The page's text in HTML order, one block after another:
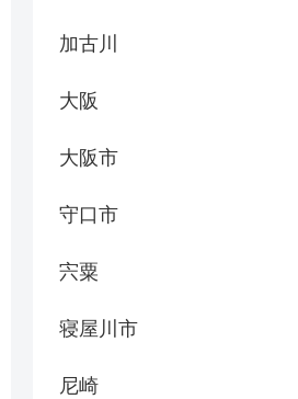
加古川
大阪
大阪市
守口市
宍粟
寝屋川市
尼崎